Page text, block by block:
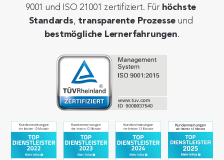
9001 und ISO 21001 zertifiziert. Für höchste
Standards, transparente Prozesse
bestmögliche Lernerfahrungen.